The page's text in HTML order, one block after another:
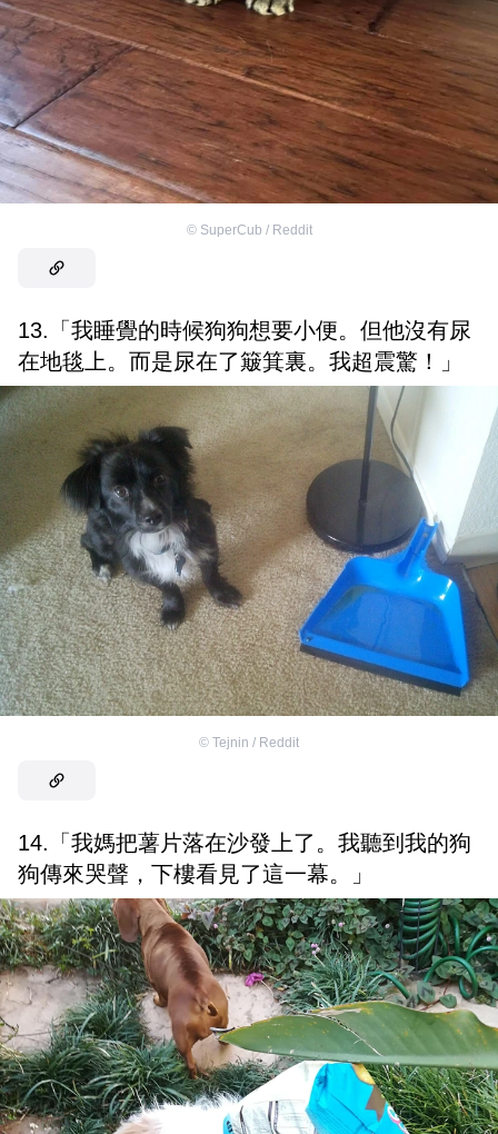
© SuperCub / Reddit
13.「我睡覺的時候狗狗想要小便。但他沒有尿
在地毯上。而是尿在了簸箕裏。我超震驚！」
© Tejnin / Reddit
14.「我媽把薯片落在沙發上了。我聽到我的狗
狗傳來哭聲，下樓看見了這一幕。」